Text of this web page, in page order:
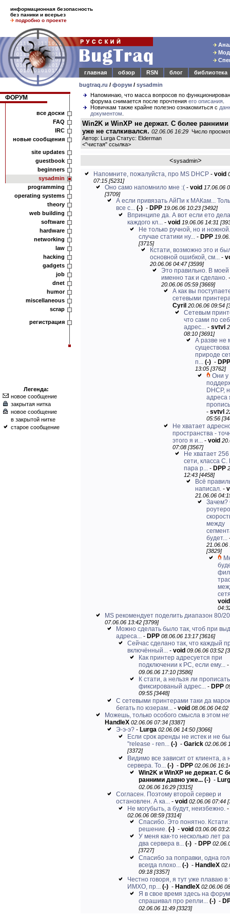
информационная безопасность
без паники и всерьез
подробно о проекте
главная
обзор RSN блог
библиотека
bugtraq.ru / форум / sysadmin
ФОРУМ
все доски
FAQ
IRC
новые сообщения
site updates
guestbook
beginners
sysadmin
programming
operating systems
theory
web building
software
hardware
networking
law
hacking
gadgets
job
dnet
humor
miscellaneous
scrap
регистрация
Легенда:
новое сообщение
закрытая нитка
новое сообщение
в закрытой нитке
старое сообщение
Напоминаю, что масса вопросов по
форума снимается после прочтения его описания
Новичкам также крайне полезно ознакомиться с
документом
Win2K и WinXP не держат. С более
уже не сталкивался. 02.06.06 16:29 Число
Автор: Lurga Статус: Elderman
<"чистая" ссылка>
<sysadmin>
Напомните, пожалуйста, про MS DHCP - void
07:15 [5231]
Оно само напомнило мне :( - void 17.06.06
[3709]
А если привязать АйПи к МАКам...
все с... (-) - DPP 19.06.06 10:23 [3492]
Впринципе да. А вот если ето
каждого кл... - void 19.06.06 14:31
Не только ручной, но и
случае статики ну... - DPP
[3715]
Кстати, возможно это и
основной ошибкой, см... -
20.06.06 04:47 [3599]
Это правильно. В моей
именно так и сделано.
20.06.06 05:59 [3669]
А как вы
сетевыми
Cyril 20.06.06 09:54
Сетевым
что сами по
адрес... - svtvl
08:10 [3691]
А разве не
природе
п... (-) - DPP
13:05 [3762]
Они у
DHCP,
адреса
- svtvl
05:56
Не хватает
пространства -
этого я и... - void
07:08 [3567]
Не хватает
сети, класса С.
пара р... - DPP
12:43 [4458]
Всё
написал. -
21.06.06
Зачем?
между
будет...
21.06.06
[3829]
void
MS рекомендует поделить диапазон 80/20
07.06.06 13:42 [3799]
Можно сделать было так, чтоб при
адреса... - DPP 08.06.06 13:17 [3616]
Сейчас сделано так, что каждый
включённый... - void 09.06.06 03:52
Как принтер адресуется при
подключении к РС, если ему... -
09.06.06 17:10 [3586]
К стати, а нельзя ли прописать
фиксированый адрес... - DPP
09:55 [3448]
С сетевыми принтерами таки да
бегать по юзерам... - void 08.06.06 04:02
Можешь, только особого смысла в этом
HandleX 02.06.06 07:34 [3387]
Э-э-э? - Lurga 02.06.06 14:50 [3066]
Если срок аренды не истек и не
"release - ren... (-) - Garick 02.06.06
[3372]
Видимо все зависит от клиента, а
сервера. То... (-) - DPP 02.06.06
Win2K и WinXP не держат. С
ранними давно уже... (-) -
02.06.06 16:29 [3315]
Согласен. Поэтому второй сервер и
остановлен. А ка... - void 02.06.06 07:44
Не могубыть, а будут, неизбежно. -
02.06.06 08:59 [3314]
Спасибо. Это понятно.
решение. (-) - void 03.06.06
У меня как-то несколько лет
два сервера в... (-) - DPP
[3727]
Спасибо за поправки, одна
всегда плохо... (-) - HandleX
09:18 [3357]
Честно говоря, я тут уже плаваю в
ИМХО, пр... (-) - HandleX 02.06.06
Я в свое время здесь на
спрашивал про репли... (-) -
02.06.06 11:49 [3323]